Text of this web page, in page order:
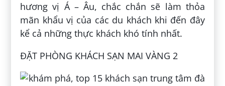
hương vị Á – Âu, chắc chắn sẽ làm thỏa
mãn khẩu vị của các du khách khi đến đây
kể cả những thực khách khó tính nhất.
ĐẶT PHÒNG KHÁCH SẠN MAI VÀNG 2